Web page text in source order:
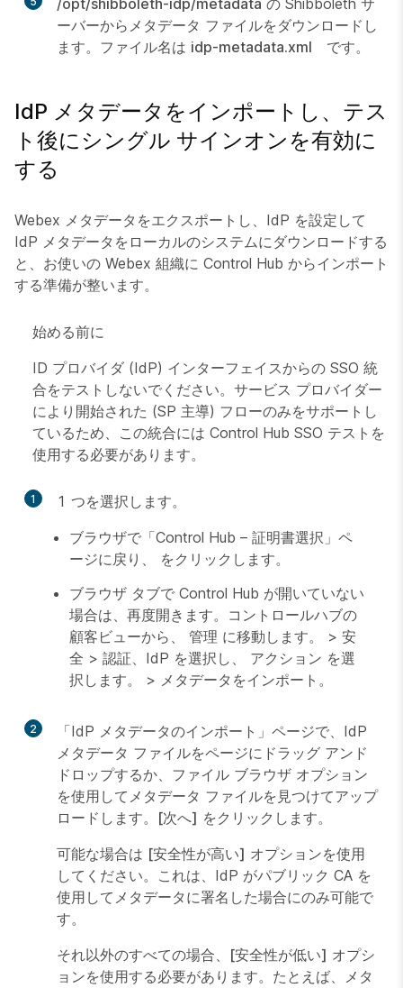
/opt/shibboleth-idp/metadata の Shibboleth サ
ーバーからメタデータ ファイルをダウンロードし
ます。ファイル名は idp-metadata.xml です。
IdP メタデータをインポートし、テス
ト後にシングル サインオンを有効に
する
Webex メタデータをエクスポートし、IdP を設定して
IdP メタデータをローカルのシステムにダウンロードする
と、お使いの Webex 組織に Control Hub からインポート
する準備が整います。
始める前に
ID プロバイダ (IdP) インターフェイスからの SSO 統
合をテストしないでください。サービス プロバイダー
により開始された (SP 主導) フローのみをサポートし
ているため、この統合には Control Hub SSO テストを
使用する必要があります。
1
1 つを選択します。
ブラウザで「Control Hub – 証明書選択」ペ
ージに戻り、 をクリックします。
ブラウザ タブで Control Hub が開いていない
場合は、再度開きます。コントロールハブの
顧客ビューから、 管理 に移動します。 > 安
全 > 認証、IdP を選択し、 アクション を選
択します。 > メタデータをインポート 。
2
「IdP メタデータのインポート」ページで、IdP
メタデータ ファイルをページにドラッグ アンド
ドロップするか、ファイル ブラウザ オプション
を使用してメタデータ ファイルを見つけてアップ
ロードします。 [次へ] をクリックします。
可能な場合は [安全性が高い] オプションを使用
してください。これは、IdP がパブリック CA を
使用してメタデータに署名した場合にのみ可能で
す。
それ以外のすべての場合、 [安全性が低い] オプシ
ョンを使用する必要があります。たとえば、メタ